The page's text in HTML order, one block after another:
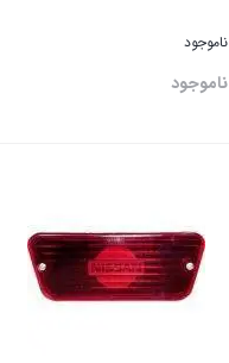
ناموجود
ناموجود